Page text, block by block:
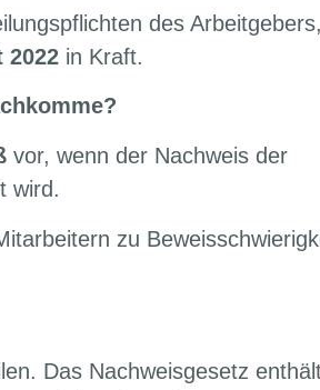
des
2022 in Kraft.
vor, wenn der Nachweis der
wird.
zu
Das Nachweisgesetz